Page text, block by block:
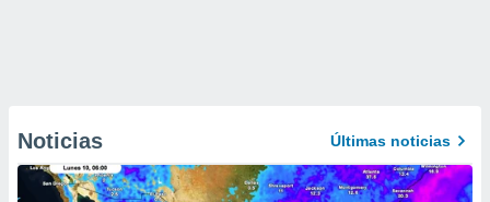
Noticias Últimas noticias